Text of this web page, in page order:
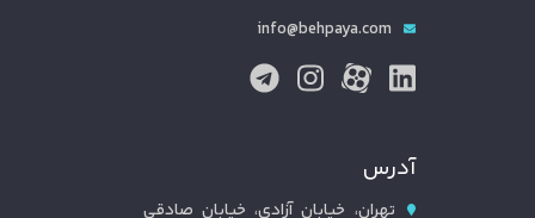
info@behpaya.com
آدرس
تهران، خیابان آزادی، خیابان صادقی